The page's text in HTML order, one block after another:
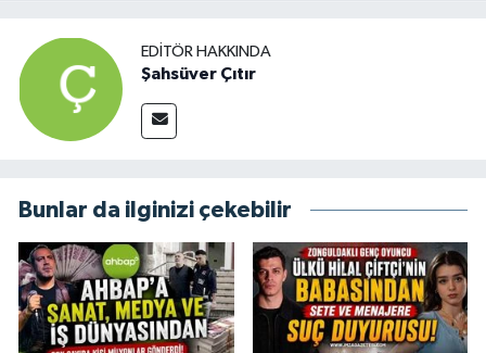
EDITÖR HAKKINDA
Şahsüver Çıtır
Bunlar da ilginizi çekebilir